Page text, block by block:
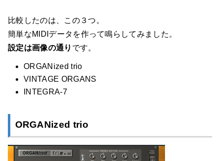
比較したのは、この３つ。
簡単なMIDIデータを作って鳴らしてみました。
設定は画像の通り です。
ORGANized trio
VINTAGE ORGANS
INTEGRA-7
ORGANized trio